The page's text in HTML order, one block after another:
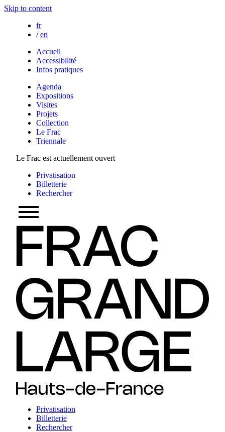
Skip to content
fr
/ en
Accueil
Accessibilité
Infos pratiques
Agenda
Expositions
Visites
Projets
Collection
Le Frac
Triennale
Le Frac est actuellement ouvert
Privatisation
Billetterie
Rechercher
Privatisation
Billetterie
Rechercher